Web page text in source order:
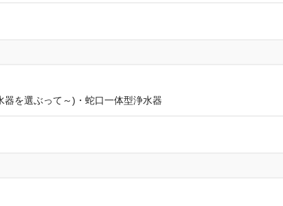
器を選ぶって～)・蛇口一体型浄水器